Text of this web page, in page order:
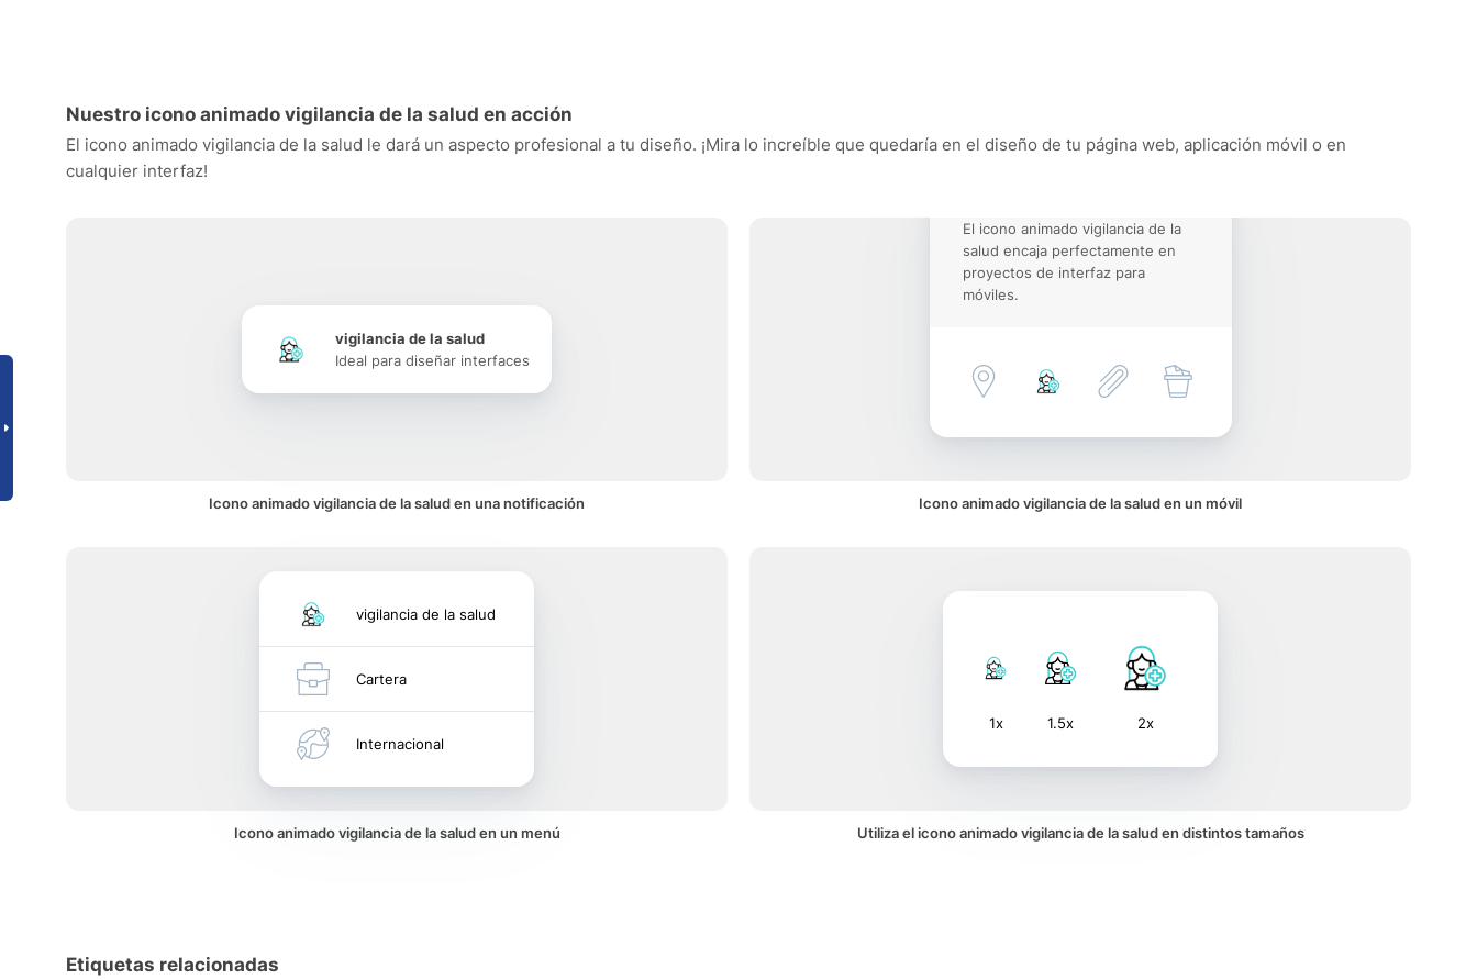
Nuestro icono animado vigilancia de la salud en acción
El icono animado vigilancia de la salud le dará un aspecto profesional a tu diseño. ¡Mira lo increíble que quedaría en el diseño de tu página web, aplicación móvil o en
cualquier interfaz!
vigilancia de la salud
Ideal para diseñar interfaces
Icono animado vigilancia de la salud en una notificación
El icono animado vigilancia de la
salud encaja perfectamente en
proyectos de interfaz para
móviles.
Icono animado vigilancia de la salud en un móvil
vigilancia de la salud
Cartera
Internacional
Icono animado vigilancia de la salud en un menú
1x 1.5x 2x
Utiliza el icono animado vigilancia de la salud en distintos tamaños
Etiquetas relacionadas